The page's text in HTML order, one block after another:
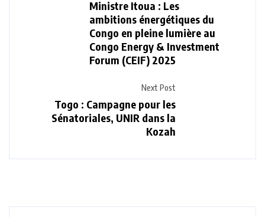
Ministre Itoua : Les
ambitions énergétiques du
Congo en pleine lumière au
Congo Energy & Investment
Forum (CEIF) 2025
Next Post
Togo : Campagne pour les
Sénatoriales, UNIR dans la
Kozah